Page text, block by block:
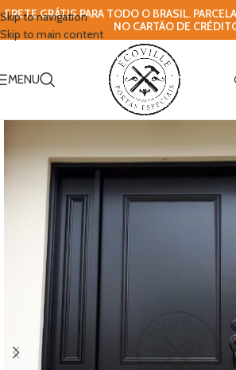
Skip to navigation
Skip to main content
FRETE GRÁTIS PARA TODO O BRASIL.
NO CARTÃO DE
MENU